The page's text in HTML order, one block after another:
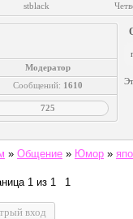
stblack
Модератор
Сообщений: 1610
725
» Общение » Юмор »
1 из 1 1